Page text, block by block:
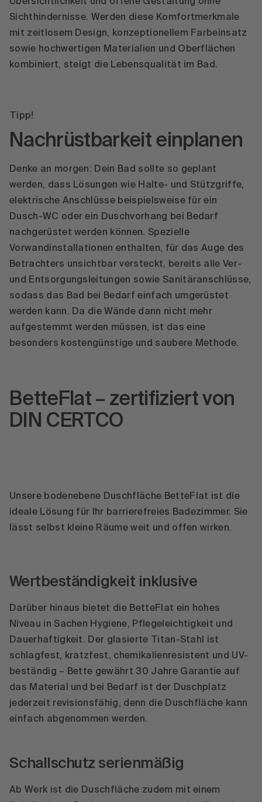
Übersichtlichkeit und offene Gestaltung ohne
Sichthindernisse. Werden diese Komfortmerkmale
mit zeitlosem Design, konzeptionellem Farbeinsatz
sowie hochwertigen Materialien und Oberflächen
kombiniert, steigt die Lebensqualität im Bad.
Tipp!
Nachrüstbarkeit einplanen
Denke an morgen: Dein Bad sollte so geplant
werden, dass Lösungen wie Halte- und Stützgriffe,
elektrische Anschlüsse beispielsweise für ein
Dusch-WC oder ein Duschvorhang bei Bedarf
nachgerüstet werden können. Spezielle
Vorwandinstallationen enthalten, für das Auge des
Betrachters unsichtbar versteckt, bereits alle Ver-
und Entsorgungsleitungen sowie Sanitäranschlüsse,
sodass das Bad bei Bedarf einfach umgerüstet
werden kann. Da die Wände dann nicht mehr
aufgestemmt werden müssen, ist das eine
besonders kostengünstige und saubere Methode.
BetteFlat – zertifiziert von
DIN CERTCO
Unsere bodenebene Duschfläche BetteFlat ist die
ideale Lösung für Ihr barrierefreies Badezimmer. Sie
lässt selbst kleine Räume weit und offen wirken.
Wertbeständigkeit inklusive
Darüber hinaus bietet die BetteFlat ein hohes
Niveau in Sachen Hygiene, Pflegeleichtigkeit und
Dauerhaftigkeit. Der glasierte Titan-Stahl ist
schlagfest, kratzfest, chemikalienresistent und UV-
beständig – Bette gewährt 30 Jahre Garantie auf
das Material und bei Bedarf ist der Duschplatz
jederzeit revisionsfähig, denn die Duschfläche kann
einfach abgenommen werden.
Schallschutz serienmäßig
Ab Werk ist die Duschfläche zudem mit einem